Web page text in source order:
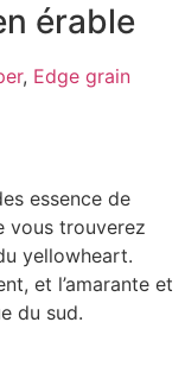
érable
, Edge grain
essence de
vous trouverez
yellowheart.
et l’amarante et
du sud.